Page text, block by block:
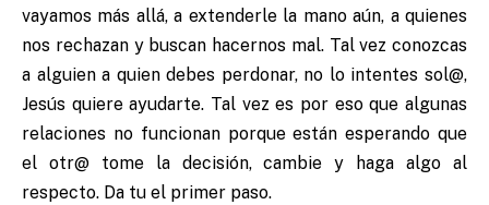
vayamos más allá, a extenderle la mano aún, a quienes
nos rechazan y buscan hacernos mal. Tal vez conozcas
a alguien a quien debes perdonar, no lo intentes sol@,
Jesús quiere ayudarte. Tal vez es por eso que algunas
relaciones no funcionan porque están esperando que
el otr@ tome la decisión, cambie y haga algo al
respecto. Da tu el primer paso.